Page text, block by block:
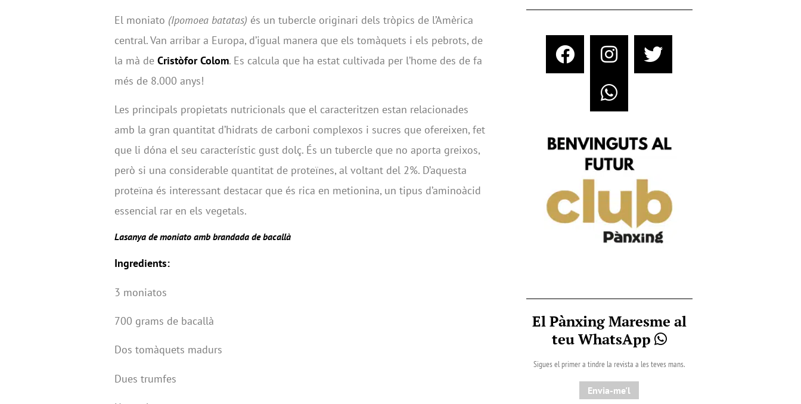
El moniato (Ipomoea batatas) és un tubercle originari dels tròpics de l’Amèrica
central. Van arribar a Europa, d’igual manera que els tomàquets i els pebrots, de
la mà de Cristòfor Colom. Es calcula que ha estat cultivada per l’home des de fa
més de 8.000 anys!
Les principals propietats nutricionals que el caracteritzen estan relacionades
amb la gran quantitat d’hidrats de carboni complexos i sucres que ofereixen, fet
que li dóna el seu característic gust dolç. És un tubercle que no aporta greixos,
però si una considerable quantitat de proteïnes, al voltant del 2%. D’aquesta
proteïna és interessant destacar que és rica en metionina, un tipus d’aminoàcid
essencial rar en els vegetals.
Lasanya de moniato amb brandada de bacallà
Ingredients:
3 moniatos
700 grams de bacallà
Dos tomàquets madurs
Dues trumfes
El Pànxing Maresme al
teu WhatsApp
Sigues el primer a tindre la revista a les teves mans.
Envia-me'l